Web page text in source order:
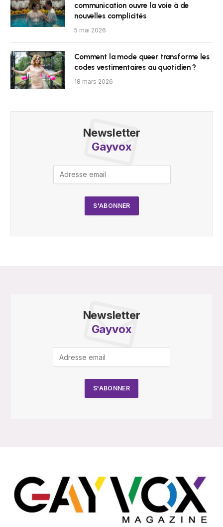
communication ouvre la voie à de
nouvelles complicités
5 mai 2026
Comment la mode queer transforme les
codes vestimentaires au quotidien ?
18 mars 2026
Newsletter
Gayvox
Newsletter
Gayvox